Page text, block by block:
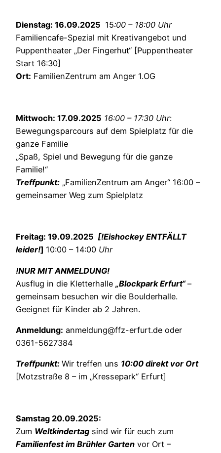
Dienstag: 16.09.2025 15:00 – 18:00 Uhr
Familiencafe-Spezial mit Kreativangebot und
Puppentheater „Der Fingerhut“ [Puppentheater
Start 16:30]
Ort: FamilienZentrum am Anger 1.OG
Mittwoch: 17.09.2025 16:00 – 17:30 Uhr:
Bewegungsparcours auf dem Spielplatz für die
ganze Familie
„Spaß, Spiel und Bewegung für die ganze
Familie!“
Treffpunkt: „FamilienZentrum am Anger“ 16:00 –
gemeinsamer Weg zum Spielplatz
Freitag: 19.09.2025 [!Eishockey ENTFÄLLT
leider!] 10:00 – 14:00 Uhr
!NUR MIT ANMELDUNG!
Ausflug in die Kletterhalle „Blockpark Erfurt“–
gemeinsam besuchen wir die Boulderhalle.
Geeignet für Kinder ab 2 Jahren.
Anmeldung: anmeldung@ffz-erfurt.de oder
0361-5627384
Treffpunkt: Wir treffen uns 10:00 direkt vor Ort
[Motzstraße 8 – im „Kressepark“ Erfurt]
Samstag 20.09.2025:
Zum Weltkindertag sind wir für euch zum
Familienfest im Brühler Garten vor Ort –